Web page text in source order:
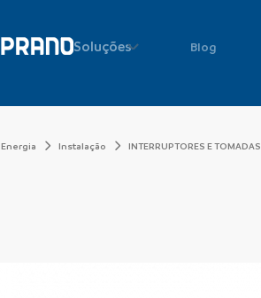
Soluções Blog
Energia Instalação INTERRUPTORES E TOMADAS